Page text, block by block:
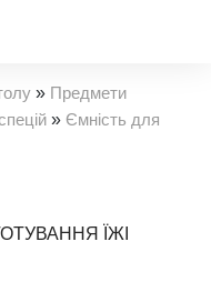
» Предмети
» Ємність для
ЇЖІ